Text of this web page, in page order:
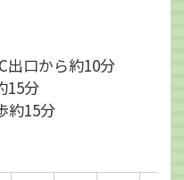
出口から約10分
15分
約15分